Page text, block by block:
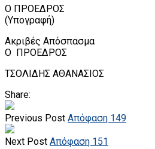
Ο ΠΡΟΕΔΡΟΣ
(Υπογραφή)
Ακριβές Απόσπασμα
Ο ΠΡΟΕΔΡΟΣ
ΤΣΟΛΙΔΗΣ ΑΘΑΝΑΣΙΟΣ
Share:
Previous Post Απόφαση 149
Next Post Απόφαση 151